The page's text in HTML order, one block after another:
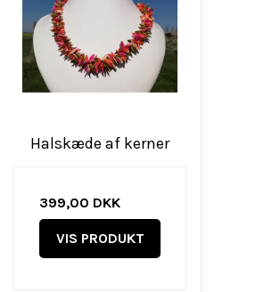
Halskæde af kerner
399,00 DKK
VIS PRODUKT